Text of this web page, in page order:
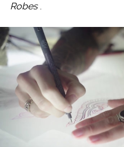
Robes .